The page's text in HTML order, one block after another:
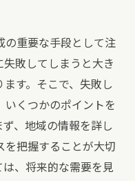
の重要な手段として注
敗してしまうと大き
す。そこで、失敗し
いくつかのポイントを
、地域の情報を詳し
を把握することが大切
、将来的な需要を見